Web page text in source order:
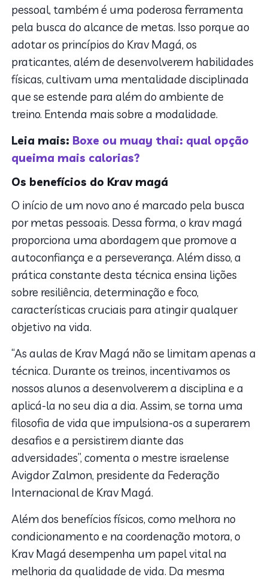
pessoal, também é uma poderosa ferramenta
pela busca do alcance de metas. Isso porque ao
adotar os princípios do Krav Magá, os
praticantes, além de desenvolverem habilidades
físicas, cultivam uma mentalidade disciplinada
que se estende para além do ambiente de
treino. Entenda mais sobre a modalidade.
Leia mais: Boxe ou muay thai: qual opção
queima mais calorias?
Os benefícios do Krav magá
O início de um novo ano é marcado pela busca
por metas pessoais. Dessa forma, o krav magá
proporciona uma abordagem que promove a
autoconfiança e a perseverança. Além disso, a
prática constante desta técnica ensina lições
sobre resiliência, determinação e foco,
características cruciais para atingir qualquer
objetivo na vida.
“As aulas de Krav Magá não se limitam apenas a
técnica. Durante os treinos, incentivamos os
nossos alunos a desenvolverem a disciplina e a
aplicá-la no seu dia a dia. Assim, se torna uma
filosofia de vida que impulsiona-os a superarem
desafios e a persistirem diante das
adversidades”, comenta o mestre israelense
Avigdor Zalmon, presidente da Federação
Internacional de Krav Magá.
Além dos benefícios físicos, como melhora no
condicionamento e na coordenação motora, o
Krav Magá desempenha um papel vital na
melhoria da qualidade de vida. Da mesma